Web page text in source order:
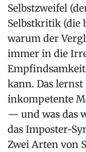
Selbstzweifel
Selbstkritik (die
warum der
immer in die
kann. Das
inkompetente
— und was das
das Imposter-
Zwei Arten von